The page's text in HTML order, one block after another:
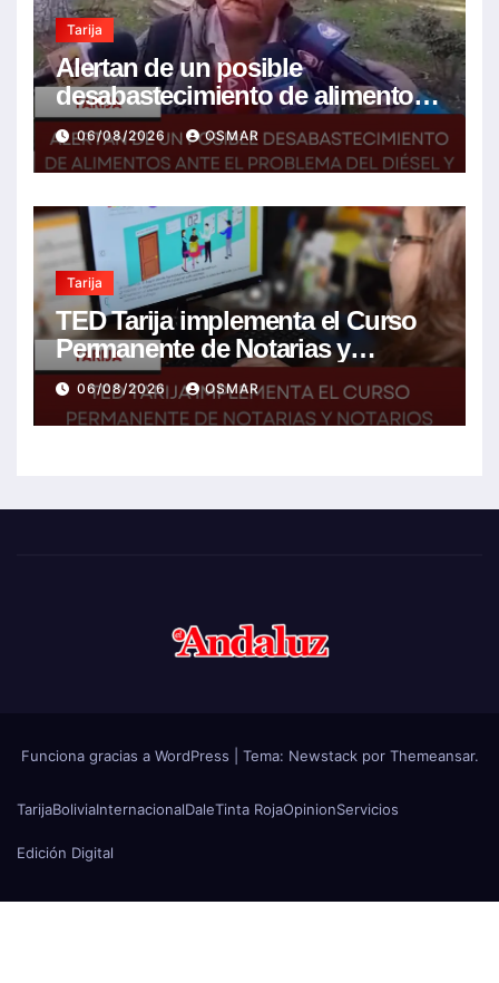
Tarija
Alertan de un posible
desabastecimiento de alimentos
ante el problema del diésel y el
encarecimiento de insumos
agrícolas
06/08/2026 OSMAR
Tarija
TED Tarija implementa el Curso
Permanente de Notarias y
Notarios Electorales 2026
06/08/2026 OSMAR
Funciona gracias a WordPress Tema: Newstackpor Themeansar.
TarijaBoliviaInternacionalDaleTinta RojaOpinionServicios
Edición Digital